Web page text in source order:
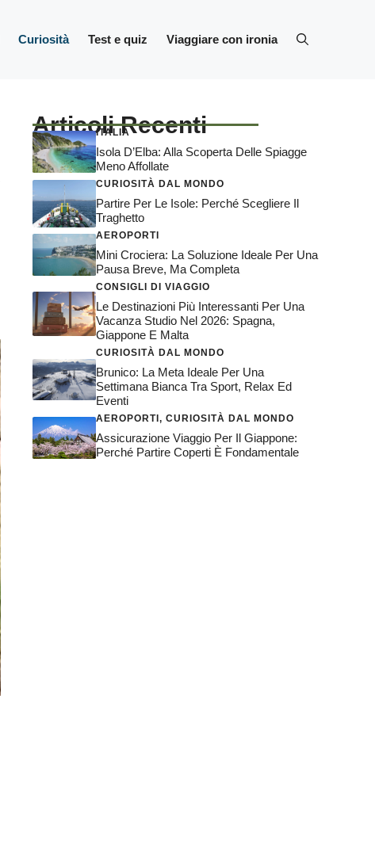
Curiosità Test e quiz Viaggiare con ironia
Articoli Recenti
ITALIA
Isola D’Elba: Alla Scoperta Delle Spiagge
Meno Affollate
CURIOSITÀ DAL MONDO
Partire Per Le Isole: Perché Scegliere Il
Traghetto
AEROPORTI
Mini Crociera: La Soluzione Ideale Per Una
Pausa Breve, Ma Completa
CONSIGLI DI VIAGGIO
Le Destinazioni Più Interessanti Per Una
Vacanza Studio Nel 2026: Spagna,
Giappone E Malta
CURIOSITÀ DAL MONDO
Brunico: La Meta Ideale Per Una
Settimana Bianca Tra Sport, Relax Ed
Eventi
AEROPORTI , CURIOSITÀ DAL MONDO
Assicurazione Viaggio Per Il Giappone:
Perché Partire Coperti È Fondamentale